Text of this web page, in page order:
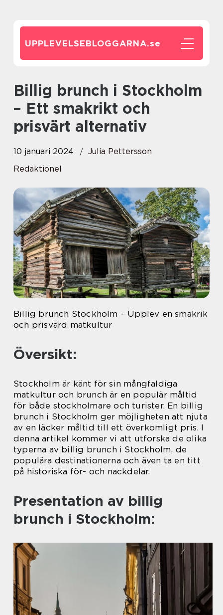
UPPLEVELSEBLOGGARNA.se
Billig brunch i Stockholm
– Ett smakrikt och
prisvärt alternativ
10 januari 2024
Julia Pettersson
Redaktionel
Billig brunch Stockholm – Upplev en smakrik
och prisvärd matkultur
Översikt:
Stockholm är känt för sin mångfaldiga
matkultur och brunch är en populär måltid
för både stockholmare och turister. En billig
brunch i Stockholm ger möjligheten att njuta
av en läcker måltid till ett överkomligt pris. I
denna artikel kommer vi att utforska de olika
typerna av billig brunch i Stockholm, de
populära destinationerna och även ta en titt
på historiska för- och nackdelar.
Presentation av billig
brunch i Stockholm: